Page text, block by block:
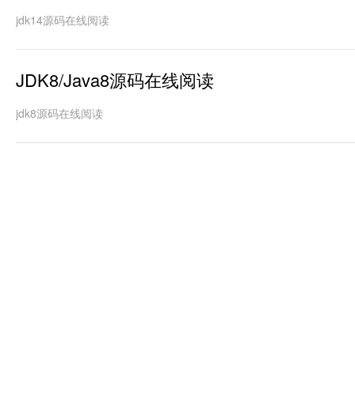
jdk14源码在线阅读
JDK8/Java8源码在线阅读
jdk8源码在线阅读